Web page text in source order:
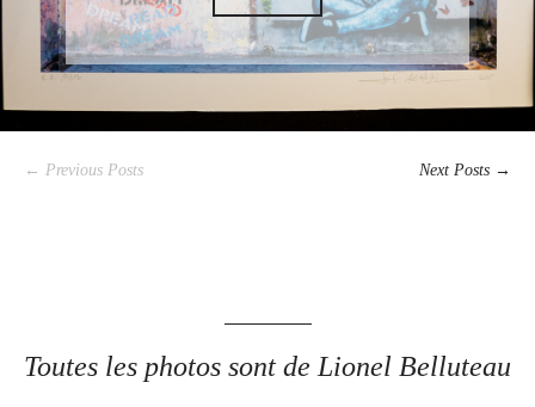
← Previous Posts Next Posts →
Toutes les photos sont de Lionel Belluteau